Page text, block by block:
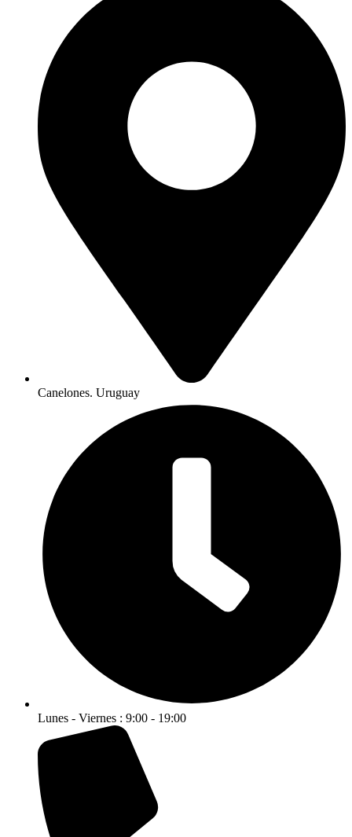
Canelones. Uruguay
Lunes - Viernes : 9:00 - 19:00